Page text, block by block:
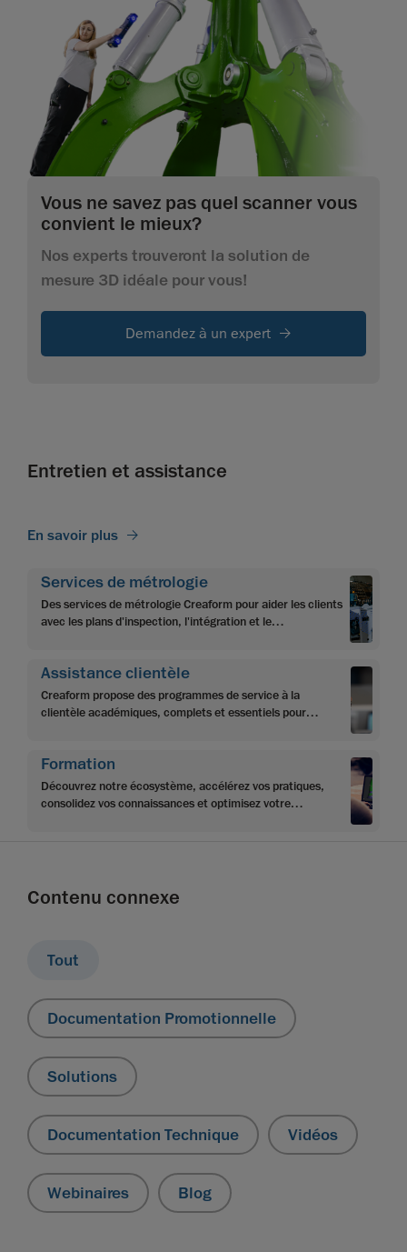
Vous ne savez pas quel scanner vous
convient le mieux?
Nos experts trouveront la solution de
mesure 3D idéale pour vous!
Demandez à un expert
Entretien et assistance
En savoir plus
Services de métrologie
Des services de métrologie Creaform pour aider les clients
avec les plans d'inspection, l'intégration et le
Assistance clientèle
Creaform propose des programmes de service à la
clientèle académiques, complets et essentiels pour
Formation
Découvrez notre écosystème, accélérez vos pratiques,
consolidez vos connaissances et optimisez votre
Contenu connexe
Tout
Documentation Promotionnelle
Solutions
Documentation Technique Vidéos
Webinaires Blog